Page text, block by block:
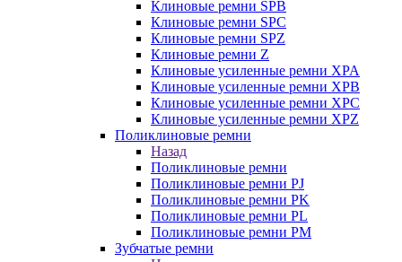
Клиновые ремни SPB
Клиновые ремни SPC
Клиновые ремни SPZ
Клиновые ремни Z
Клиновые усиленные ремни XPA
Клиновые усиленные ремни XPB
Клиновые усиленные ремни XPC
Клиновые усиленные ремни XPZ
Поликлиновые ремни
Назад
Поликлиновые ремни
Поликлиновые ремни PJ
Поликлиновые ремни PK
Поликлиновые ремни PL
Поликлиновые ремни PM
Зубчатые ремни